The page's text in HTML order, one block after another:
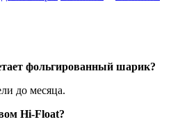
фольгированный шарик?
до месяца.
Hi-Float?